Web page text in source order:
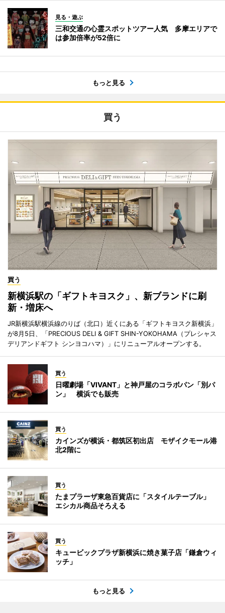
見る・遊ぶ
三和交通の心霊スポットツアー人気 多摩エリアで
は参加倍率が52倍に
もっと見る
買う
買う
新横浜駅の「ギフトキヨスク」、新ブランドに刷
新・増床へ
JR新横浜駅横浜線のりば（北口）近くにある「ギフトキヨスク新横浜」
が8月5日、「PRECIOUS DELI & GIFT SHIN-YOKOHAMA（プレシャス
デリアンドギフト シンヨコハマ）」にリニューアルオープンする。
買う
日曜劇場「VIVANT」と神戸屋のコラボパン「別パ
ン」 横浜でも販売
買う
カインズが横浜・都筑区初出店 モザイクモール港
北2階に
買う
たまプラーザ東急百貨店に「スタイルテーブル」
エシカル商品そろえる
買う
キュービックプラザ新横浜に焼き菓子店「鎌倉ウィ
ッチ」
もっと見る